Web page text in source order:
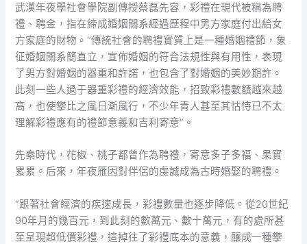
武漢年夜學社會學院副傳授蔡磊先容，彩禮在現代被稱為聘
禮、聘金，指在締成婚姻關系經過歷程中男方家庭付出給女
方家庭的財物。“傳統社會的聘禮實質上是一種婚姻禮節，象
征婚姻關系簡直立，宣佈婚姻的符合法規性與有用性，表現
了男方對婚姻的器重和許諾，也包含了對婚姻的美妙期許。
此刻一些人過于器重彩禮的經濟效能，招致彩禮數額越來越
高，也使攀比之風日漸風行，不少年青人甚至其怙恃已不太
理解彩禮應有的禮節意義和吉利寄意”。
先秦時代，花椒、桃子都曾作為聘禮，寄意多子多福、果實
累累。后來，年夜雁因對伴侶的虔誠成為古時婚娶的聘禮。
“跟著社會經濟的疾速成長，彩禮數量也逐步降低。從20世紀
90年月的幾百元，到此刻的數萬元、數十萬元，有的處所甚
至呈現超低價彩禮，這掉往了彩禮底本的意義，釀成一種攀